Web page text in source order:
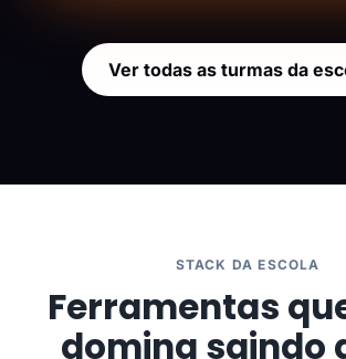
Ver todas as turmas da
STACK DA ESCOLA
Ferramentas
domina saindo